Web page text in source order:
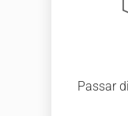
Passar